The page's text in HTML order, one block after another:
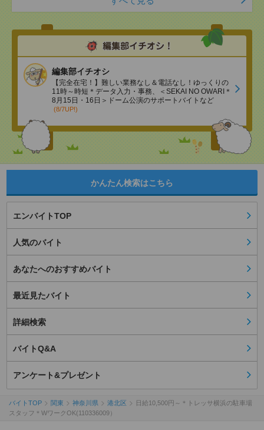
編集部イチオシ
【完全在宅！】難しい業務なし＆電話なし！ゆっくりの
11時～時短＊データ入力・事務、＜SEKAI NO OWARI＊
8月15日・16日＞ドーム公演のサポートバイトなど
(8/7UP!)
かんたん検索はこちら
エンバイトTOP
人気のバイト
あなたへのおすすめバイト
最近見たバイト
詳細検索
バイトQ&A
アンケート&プレゼント
バイトTOP 関東 神奈川県 港北区
日給10,500円～＊トレッサ横浜の駐車場
スタッフ＊WワークOK(110336009）